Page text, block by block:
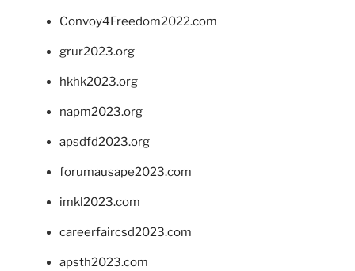
Convoy4Freedom2022.com
grur2023.org
hkhk2023.org
napm2023.org
apsdfd2023.org
forumausape2023.com
imkl2023.com
careerfaircsd2023.com
apsth2023.com